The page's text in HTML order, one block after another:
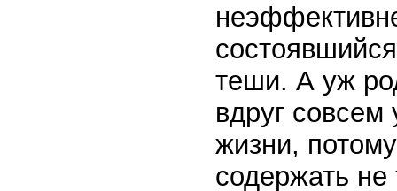
теши. А уж
вдруг
жизни,
содержать не